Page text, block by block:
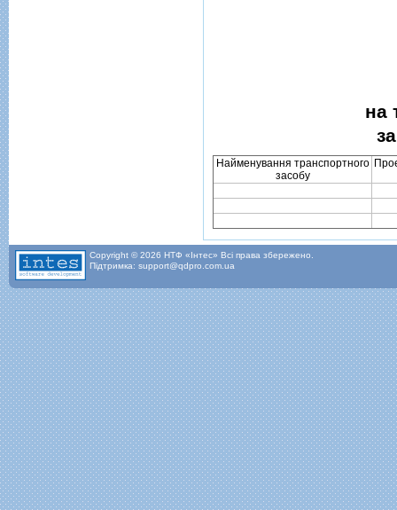
на
Найменування транспортного
засобу
Copyright © 2026 НТФ «Інтес» Всі права збережено.
Підтримка: support@qdpro.com.ua